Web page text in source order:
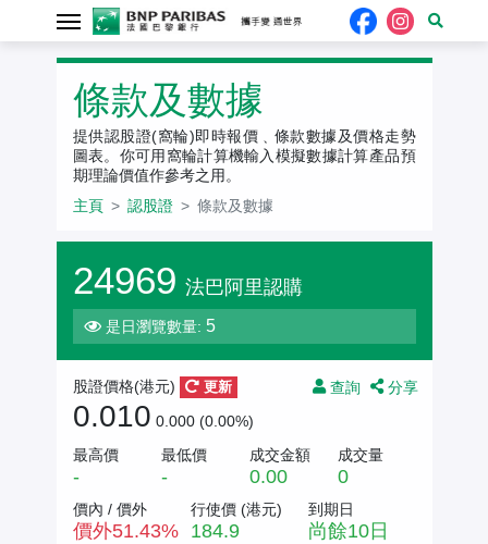
認股證
條款及數據
提供認股證(窩輪)即時報價﹑條款數據及價格走勢
圖表。你可用窩輪計算機輸入模擬數據計算產品預
期理論價值作參考之用。
主頁
認股證 條款及數據
24969 法巴阿里認購
是日瀏覽數量: 5
查詢 分享
股證價格(港元) 更新
0.010 0.000 (0.00%)
最高價
-
最低價
-
成交金額
0.00
成交量
0
價內 / 價外
價外51.43%
行使價 (港元)
184.9
到期日
尚餘10日